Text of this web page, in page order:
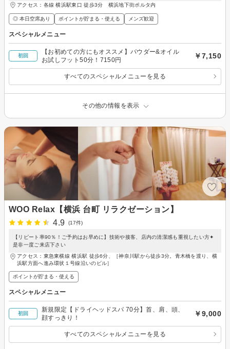
アクセス：各線 横浜駅東口 徒歩3分 横浜地下街ポルタ内
◎ 本日空席あり ポイントが貯まる・使える メンズ歓迎
スペシャルメニュー
初回
【お初めての方にもオススメ】パウダー&オイル
お試しフット50分！7150円
￥7,150
すべてのスペシャルメニューを見る
その他の情報を表示
WOO Relax【横浜 台町 リラクゼーション】
4.9
(17件)
【リピート率90％！ご予約はお早めに】技術や接客、店内の清潔感も重視したい方✦
是非一度ご来店下さい
アクセス：東急東横線 横浜駅 徒歩6分、［神奈川駅から徒歩3分。青木橋を渡り、横
浜駅方面へ進み環状１号線沿いのビル］
ポイントが貯まる・使える
スペシャルメニュー
初回
新規限定【ドライヘッドスパ 70分】首、肩、頭、
顔すっきり！
￥9,000
すべてのスペシャルメニューを見る